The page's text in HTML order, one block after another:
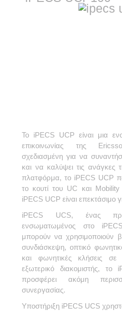
Το iPECS UCP είναι μια
επικοινωνίας της
σχεδιασμένη για να
και να καλύψει τις ανάγκες
πλατφόρμα, το iPECS UCP
το κουτί του UC και
iPECS UCP είναι επεκτάσιμο
iPECS UCS, ένας
ενσωματωμένος στο
μπορούν να χρησιμοποιούν
συνδιάσκεψη, οπτικό
και φωνητικές κλήσεις
εξωτερικό διακομιστής,
προσφέρει ακόμη
συνεργασίας.
Υποστήριξη iPECS UCS